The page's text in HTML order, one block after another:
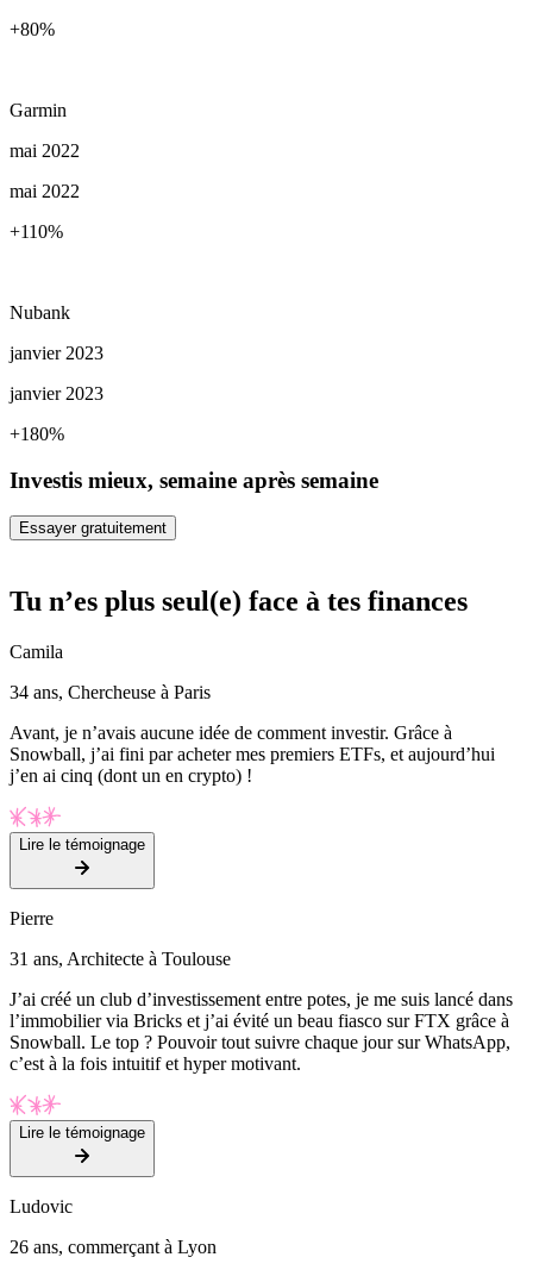
+80%
Garmin
mai 2022
mai 2022
+110%
Nubank
janvier 2023
janvier 2023
+180%
Investis mieux, semaine après semaine
Essayer gratuitement
Tu n’es plus seul(e) face à tes finances
Camila
34 ans, Chercheuse à Paris
Avant, je n’avais aucune idée de comment investir. Grâce à
Snowball, j’ai fini par acheter mes premiers ETFs, et aujourd’hui
j’en ai cinq (dont un en crypto) !
Lire le témoignage
Pierre
31 ans, Architecte à Toulouse
J’ai créé un club d’investissement entre potes, je me suis lancé dans
l’immobilier via Bricks et j’ai évité un beau fiasco sur FTX grâce à
Snowball. Le top ? Pouvoir tout suivre chaque jour sur WhatsApp,
c’est à la fois intuitif et hyper motivant.
Lire le témoignage
Ludovic
26 ans, commerçant à Lyon